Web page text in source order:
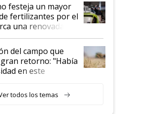
festeja un mayor
fertilizantes por el
una renovada
los productores”
del campo que
retorno: "Había
en este
todos los temas